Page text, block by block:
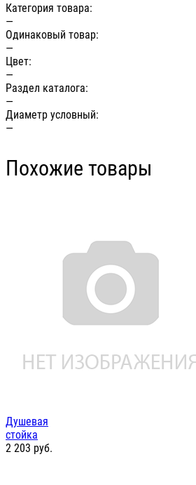
Категория товара:
—
Одинаковый товар:
—
Цвет:
—
Раздел каталога:
—
Диаметр условный:
—
Похожие товары
Душевая
стойка
2 203 руб.